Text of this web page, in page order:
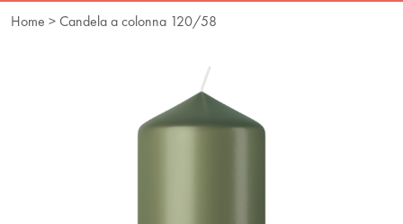
Home > Candela a colonna 120/58